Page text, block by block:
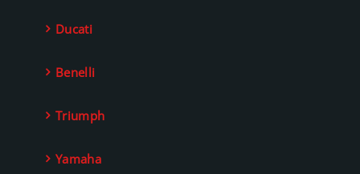
Ducati
Benelli
Triumph
Yamaha